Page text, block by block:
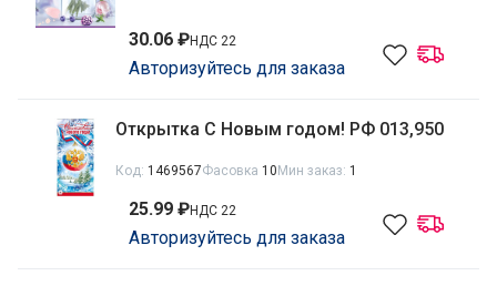
30.06 ₽НДС 22
Авторизуйтесь для заказа
Открытка С Новым годом! РФ 013,950
Код: 1469567Фасовка 10Мин заказ: 1
25.99 ₽НДС 22
Авторизуйтесь для заказа